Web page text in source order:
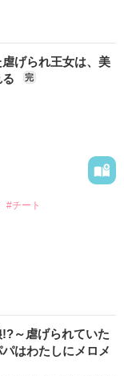
が、国王陛下の再
り発売です！
げられ王女は、美
完
#チート
～虐げられていた
はわたしにメロメ